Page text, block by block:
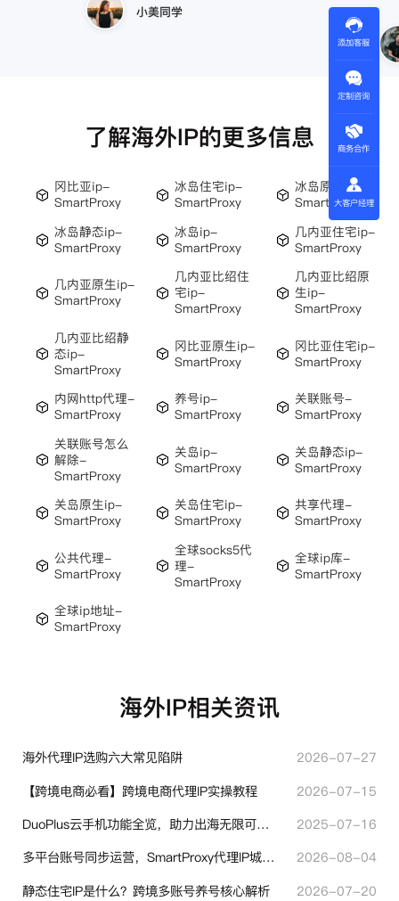
小美同学
王伟
了解海外IP的更多信息
冈比亚ip-
SmartProxy
冰岛住宅ip-
SmartProxy
冰岛原生ip-
SmartProxy
冰岛静态ip-
SmartProxy
冰岛ip-
SmartProxy
几内亚住宅ip-
SmartProxy
几内亚原生ip-
SmartProxy
几内亚比绍住
宅ip-
SmartProxy
几内亚比绍原
生ip-
SmartProxy
几内亚比绍静
态ip-
SmartProxy
冈比亚原生ip-
SmartProxy
冈比亚住宅ip-
SmartProxy
内网http代理-
SmartProxy
养号ip-
SmartProxy
关联账号-
SmartProxy
关联账号怎么
解除-
SmartProxy
关岛ip-
SmartProxy
关岛静态ip-
SmartProxy
关岛原生ip-
SmartProxy
关岛住宅ip-
SmartProxy
共享代理-
SmartProxy
公共代理-
SmartProxy
全球socks5代
理-
SmartProxy
全球ip库-
SmartProxy
全球ip地址-
SmartProxy
海外IP相关资讯
海外代理IP选购六大常见陷阱
2026-07-27
【跨境电商必看】跨境电商代理IP实操教程
2026-07-15
DuoPlus云手机功能全览，助力出海无限可能！
2025-07-16
多平台账号同步运营，SmartProxy代理IP城市定位功能有哪些实用价值
2026-08-04
静态住宅IP是什么？跨境多账号养号核心解析
2026-07-20
添加客服
定制咨询
商务合作
大客户经理